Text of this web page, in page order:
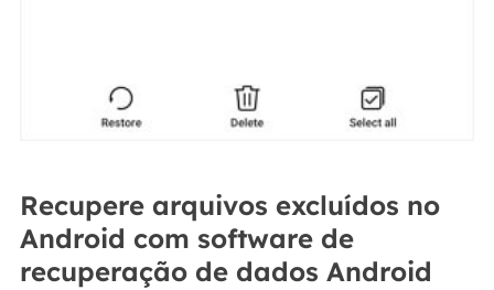
Recupere arquivos excluídos no
Android com software de
recuperação de dados Android